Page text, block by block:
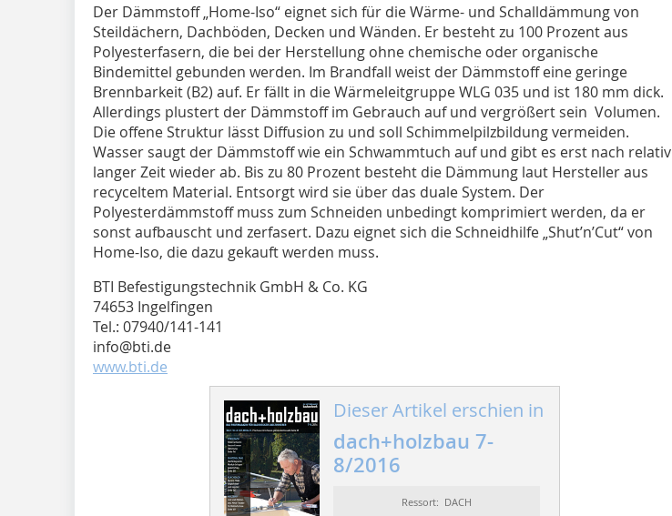
Der Dämmstoff „Home-Iso“ eignet sich für die Wärme- und Schalldämmung von
Steildächern, Dachböden, Decken und Wänden. Er besteht zu 100 Prozent aus
Polyesterfasern, die bei der Herstellung ohne chemische oder organische
Bindemittel gebunden werden. Im Brandfall weist der Dämmstoff eine geringe
Brennbarkeit (B2) auf. Er fällt in die Wärmeleitgruppe WLG 035 und ist 180 mm dick.
Allerdings plustert der Dämmstoff im Gebrauch auf und vergrößert sein Volumen.
Die offene Struktur lässt Diffusion zu und soll Schimmelpilzbildung vermeiden.
Wasser saugt der Dämmstoff wie ein Schwammtuch auf und gibt es erst nach relativ
langer Zeit wieder ab. Bis zu 80 Prozent besteht die Dämmung laut Hersteller aus
recyceltem Material. Entsorgt wird sie über das duale System. Der
Polyesterdämmstoff muss zum Schneiden unbedingt komprimiert werden, da er
sonst aufbauscht und zerfasert. Dazu eignet sich die Schneidhilfe „Shut’n’Cut“ von
Home-Iso, die dazu gekauft werden muss.
BTI Befestigungstechnik GmbH & Co. KG
74653 Ingelfingen
Tel.: 07940/141-141
info@bti.de
www.bti.de
Dieser Artikel erschien in
dach+holzbau 7-
8/2016
Ressort: DACH